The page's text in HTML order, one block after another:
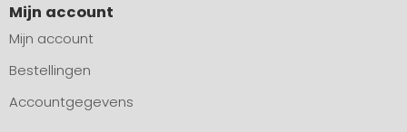
Mijn account
Mijn account
Bestellingen
Accountgegevens